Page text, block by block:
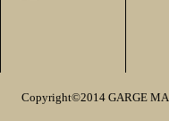
Copyright©2014 GARGE